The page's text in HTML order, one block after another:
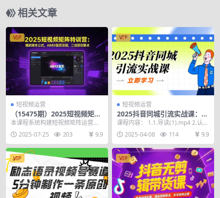
相关文章
VIP
短视频运营
（15475期）2025短视频矩阵
特训营：爆款脚本公式，AIMI
X智剪流程，二创原创要点
本课程系统构建短视频矩阵运营体
系，从网感培养、素材生产力提升
到原创成本控制，深度...
2025-07-25 203 9.9
VIP
短视频运营
2025抖音同城引流实战课：单
店模型+团购爆款逻辑，快速
提升POI热度分
课程内容： 1.1.导读(1).mp4 2.认知
篇1.实体店如何借助抖音快速发展...
2025-04-08 114 9.9
VIP VIP